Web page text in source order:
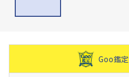
Goo鑑定